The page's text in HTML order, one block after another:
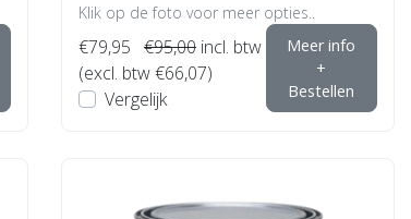
Klik op de foto voor meer opties..
€79,95 €95,00 incl. btw
(excl. btw €66,07)
Vergelijk
Meer info
+
Bestellen